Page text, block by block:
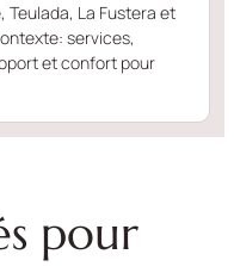
Teulada, La Fustera et
services,
et confort pour
pour